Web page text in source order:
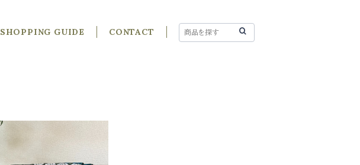
SHOPPING GUIDE CONTACT